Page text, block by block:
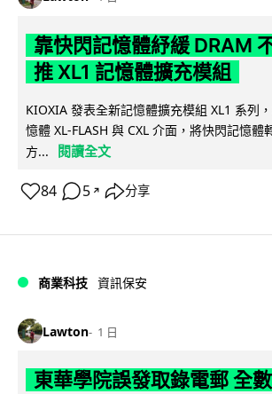
靠快閃記憶體紓緩 DRAM
推 XL1 記憶體擴充模組
KIOXIA 發表全新記憶體擴充模組 XL1 系列
憶體 XL-FLASH 與 CXL 介面，將快閃記憶體
方...
閱讀全文
84 5 ↗ 分享
商業科技 資訊保安
Lawton 1 日
東華學院誤發取錄電郵 全